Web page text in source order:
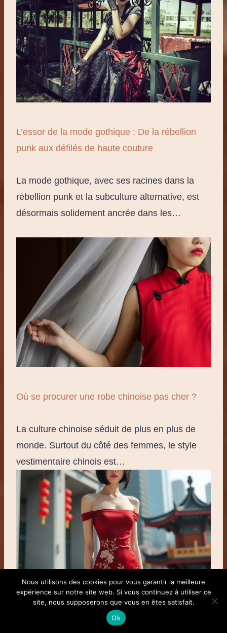
L’essor de la mode gothique : De la rébellion
punk aux défilés de haute couture
La mode gothique, avec ses racines dans la
rébellion punk et la subculture alternative, est
désormais solidement ancrée dans les…
Où se procurer une robe chinoise pas cher ?
La culture chinoise séduit de plus en plus de
monde. Surtout du côté des femmes, le style
vestimentaire chinois est…
Robe chinoise moderne : comment adopter ce
classique revisité dans la mode actuelle
Nous utilisons des cookies pour vous garantir la meilleure
expérience sur notre site web. Si vous continuez à utiliser ce
site, nous supposerons que vous en êtes satisfait.
Ok